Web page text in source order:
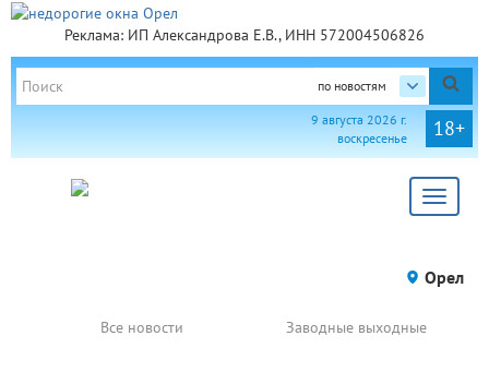
Реклама: ИП Александрова Е.В., ИНН 572004506826
по новостям
18+
9 августа 2026 г.
воскресенье
Toggle
Орел
Все новости Заводные выходные